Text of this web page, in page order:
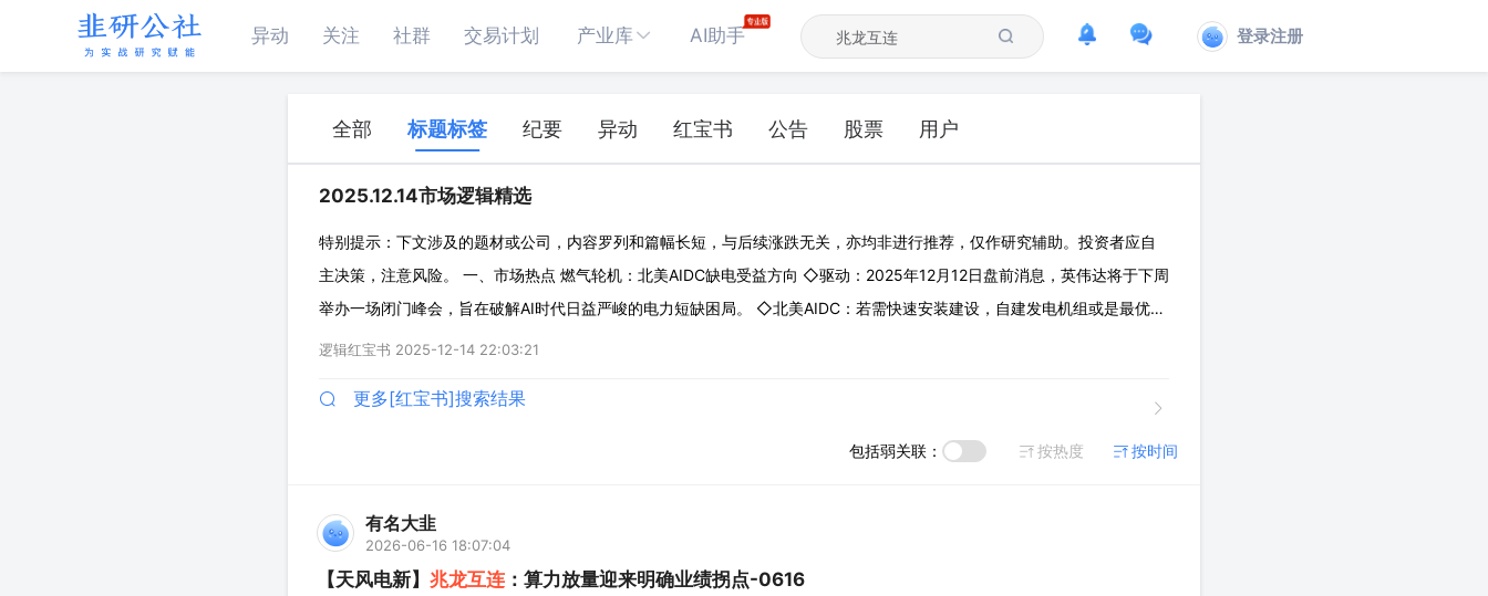
异动 关注 社群 交易计划 产业库 AI助手 登录注册
全部 标题标签 纪要 异动 红宝书 公告 股票 用户
2025.12.14市场逻辑精选
特别提示：下文涉及的题材或公司，内容罗列和篇幅长短，与后续涨跌无关，亦均非进行推荐，仅作研究辅助。投资者应自
主决策，注意风险。 一、市场热点 燃气轮机：北美AIDC缺电受益方向 ◇驱动：2025年12月12日盘前消息，英伟达将于下周
举办一场闭门峰会，旨在破解AI时代日益严峻的电力短缺困局。 ◇北美AIDC：若需快速安装建设，自建发电机组或是最优
解。方式包括燃气轮机、SOFC等。亚马逊、谷歌等海外科技巨头在新建数据中心时，已有将燃气轮机作为核心备用电源甚至
逻辑红宝书 2025-12-14 22:03:21
更多[红宝书]搜索结果
包括弱关联： 按热度 按时间
有名大韭
2026-06-16 18:07:04
【天风电新】 兆龙互连 ：算力放量迎来明确业绩拐点-0616